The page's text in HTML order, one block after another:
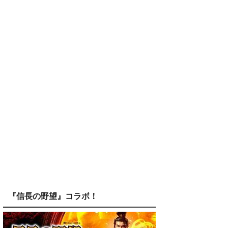
『信長の野望』コラボ！